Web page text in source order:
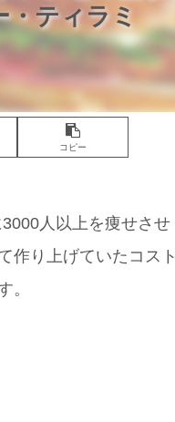
・ティラミ
コピー
人以上を痩せさせ
作り上げていたコスト
。